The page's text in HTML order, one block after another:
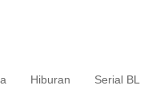
Hiburan Serial BL